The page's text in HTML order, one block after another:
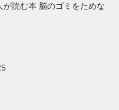
読む本 脳のゴミをためな